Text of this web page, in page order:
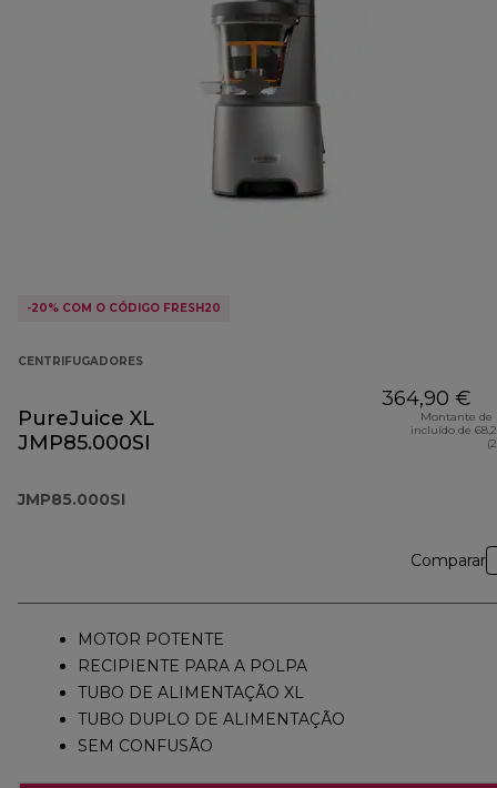
-20% COM O CÓDIGO FRESH20
CENTRIFUGADORES
PureJuice XL
JMP85.000SI
JMP85.000SI
364,90 €
Montante de
incluído de
Comparar
MOTOR POTENTE
RECIPIENTE PARA A POLPA
TUBO DE ALIMENTAÇÃO XL
TUBO DUPLO DE ALIMENTAÇÃO
SEM CONFUSÃO